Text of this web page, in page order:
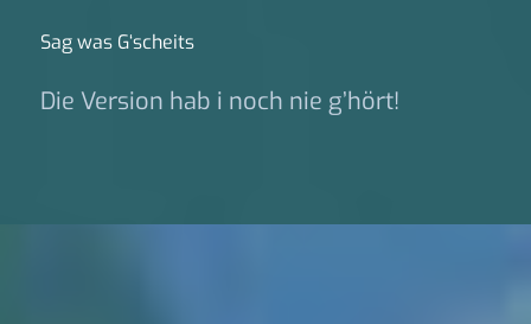
Sag was G‘scheits
Die Version hab i noch nie g’hört!